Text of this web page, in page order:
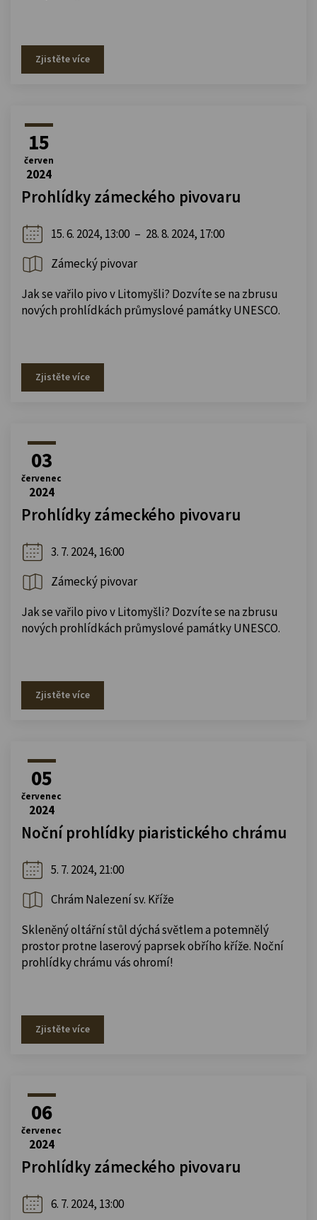
Zjistěte více
15
červen
2024
Prohlídky zámeckého pivovaru
15. 6. 2024, 13:00 – 28. 8. 2024, 17:00
Zámecký pivovar
Jak se vařilo pivo v Litomyšli? Dozvíte se na zbrusu
nových prohlídkách průmyslové památky UNESCO.
Zjistěte více
03
červenec
2024
Prohlídky zámeckého pivovaru
3. 7. 2024, 16:00
Zámecký pivovar
Jak se vařilo pivo v Litomyšli? Dozvíte se na zbrusu
nových prohlídkách průmyslové památky UNESCO.
Zjistěte více
05
červenec
2024
Noční prohlídky piaristického chrámu
5. 7. 2024, 21:00
Chrám Nalezení sv. Kříže
Skleněný oltářní stůl dýchá světlem a potemnělý
prostor protne laserový paprsek obřího kříže. Noční
prohlídky chrámu vás ohromí!
Zjistěte více
06
červenec
2024
Prohlídky zámeckého pivovaru
6. 7. 2024, 13:00